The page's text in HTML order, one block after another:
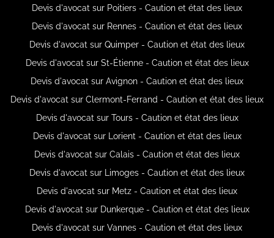
Devis d'avocat sur Poitiers - Caution et état des lieux
Devis d'avocat sur Rennes - Caution et état des lieux
Devis d'avocat sur Quimper - Caution et état des lieux
Devis d'avocat sur St-Étienne - Caution et état des lieux
Devis d'avocat sur Avignon - Caution et état des lieux
Devis d'avocat sur Clermont-Ferrand - Caution et état des lieux
Devis d'avocat sur Tours - Caution et état des lieux
Devis d'avocat sur Lorient - Caution et état des lieux
Devis d'avocat sur Calais - Caution et état des lieux
Devis d'avocat sur Limoges - Caution et état des lieux
Devis d'avocat sur Metz - Caution et état des lieux
Devis d'avocat sur Dunkerque - Caution et état des lieux
Devis d'avocat sur Vannes - Caution et état des lieux